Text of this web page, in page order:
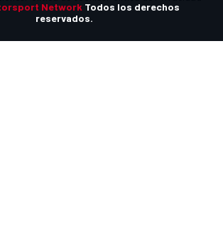
Network Todos los derechos
reservados.